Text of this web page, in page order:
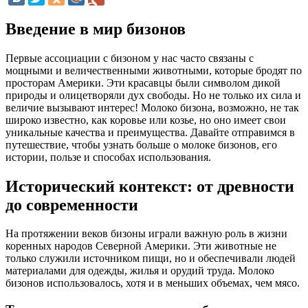
Введение в мир бизонов
Первые ассоциации с бизоном у нас часто связаны с
мощными и величественными животными, которые бродят по
просторам Америки. Эти красавцы были символом дикой
природы и олицетворяли дух свободы. Но не только их сила и
величие вызывают интерес! Молоко бизона, возможно, не так
широко известно, как коровье или козье, но оно имеет свои
уникальные качества и преимущества. Давайте отправимся в
путешествие, чтобы узнать больше о молоке бизонов, его
истории, пользе и способах использования.
Исторический контекст: от древности
до современности
На протяжении веков бизоны играли важную роль в жизни
коренных народов Северной Америки. Эти животные не
только служили источником пищи, но и обеспечивали людей
материалами для одежды, жилья и орудий труда. Молоко
бизонов использовалось, хотя и в меньших объемах, чем мясо.